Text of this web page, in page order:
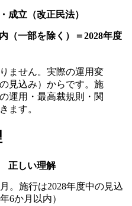
成立（改正民法）
（一部を除く）＝2028年度
ません。実際の運用変
見込み）からです。施
運用・最高裁規則・関
ます。
正しい理解
。施行は2028年度中の見込
6か月以内）